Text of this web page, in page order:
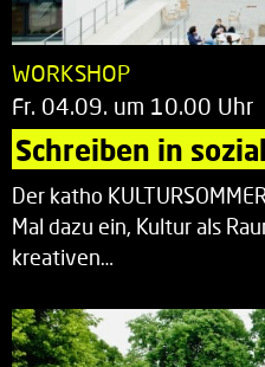
WORKSHOP
Fr. 04.09. um 10.00 Uhr
Schreiben in
Der katho
Mal dazu ein, Kultur als
kreativen…